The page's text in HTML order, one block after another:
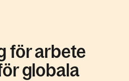
för arbete
globala